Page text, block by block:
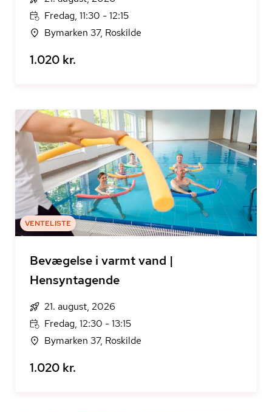
Fredag, 11:30 - 12:15
Bymarken 37, Roskilde
1.020 kr.
VENTELISTE
Bevægelse i varmt vand |
Hensyntagende
21. august, 2026
Fredag, 12:30 - 13:15
Bymarken 37, Roskilde
1.020 kr.